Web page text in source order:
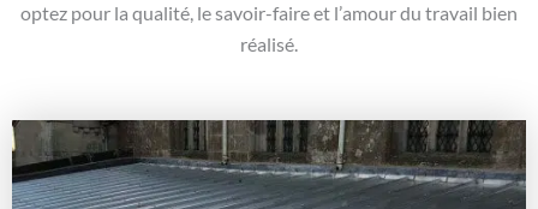
optez pour la qualité, le savoir-faire et l’amour du travail bien
réalisé.